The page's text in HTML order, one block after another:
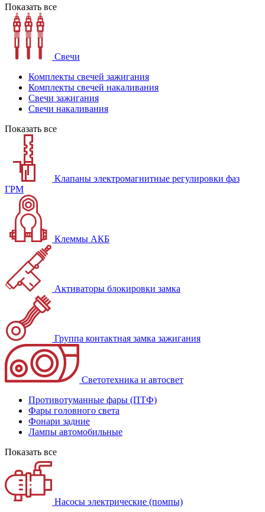
Показать все
Свечи
Комплекты свечей зажигания
Комплекты свечей накаливания
Свечи зажигания
Свечи накаливания
Показать все
Клапаны электромагнитные регулировки фаз
ГРМ
Клеммы АКБ
Активаторы блокировки замка
Группа контактная замка зажигания
Светотехника и автосвет
Противотуманные фары (ПТФ)
Фары головного света
Фонари задние
Лампы автомобильные
Показать все
Насосы электрические (помпы)